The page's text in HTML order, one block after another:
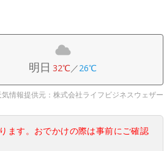
明日 32℃／26℃
気情報提供元：株式会社ライフビジネスウェザー
ます。おでかけの際は事前にご確認